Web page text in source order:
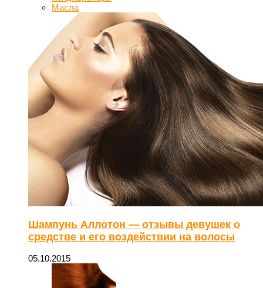
Масла
Шампунь Аллотон — отзывы девушек о
средстве и его воздействии на волосы
05.10.2015